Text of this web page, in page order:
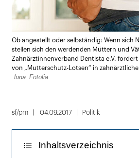
Ob angestellt oder selbständig: Wenn sich
stellen sich den werdenden Müttern und
Zahnärztinnenverband Dentista e.V.
von „Mutterschutz-Lotsen“ in
luna_Fotolia
sf/pm 04.09.2017 Politik
Inhaltsverzeichnis